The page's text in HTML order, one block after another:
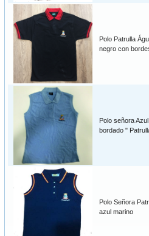
Polo Patrulla
negro con
Polo señora
bordado "
Polo Señora
azul marino